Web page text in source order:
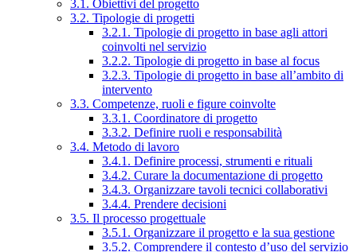
3.1. Obiettivi del progetto
3.2. Tipologie di progetti
3.2.1. Tipologie di progetto in base agli attori
coinvolti nel servizio
3.2.2. Tipologie di progetto in base al focus
3.2.3. Tipologie di progetto in base all’ambito di
intervento
3.3. Competenze, ruoli e figure coinvolte
3.3.1. Coordinatore di progetto
3.3.2. Definire ruoli e responsabilità
3.4. Metodo di lavoro
3.4.1. Definire processi, strumenti e rituali
3.4.2. Curare la documentazione di progetto
3.4.3. Organizzare tavoli tecnici collaborativi
3.4.4. Prendere decisioni
3.5. Il processo progettuale
3.5.1. Organizzare il progetto e la sua gestione
3.5.2. Comprendere il contesto d’uso del servizio